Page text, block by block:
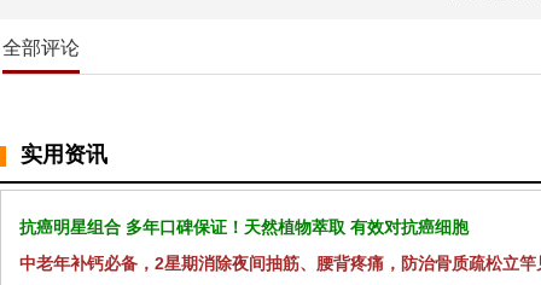
全部评论
实用资讯
抗癌明星组合 多年口碑保证！天然植物萃取 有效对抗癌细胞
中老年补钙必备，2星期消除夜间抽筋、腰背疼痛，防治骨质疏松立竿